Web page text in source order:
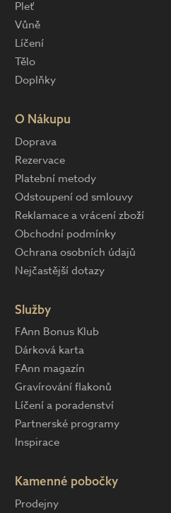
Pleť
Vůně
Líčení
Tělo
Doplňky
O Nákupu
Doprava
Rezervace
Platební metody
Odstoupení od smlouvy
Reklamace a vrácení zboží
Obchodní podmínky
Ochrana osobních údajů
Nejčastější dotazy
Služby
FAnn Bonus Klub
Dárková karta
FAnn magazín
Gravírování flakonů
Líčení a poradenství
Partnerské programy
Inspirace
Kamenné pobočky
Prodejny